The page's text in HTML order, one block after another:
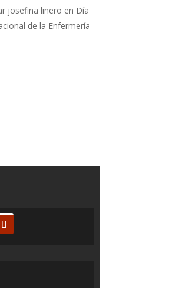
josefina linero en Día
de la Enfermería